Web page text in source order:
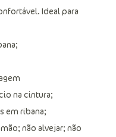
Ideal para
na cintura;
em ribana;
não alvejar; não